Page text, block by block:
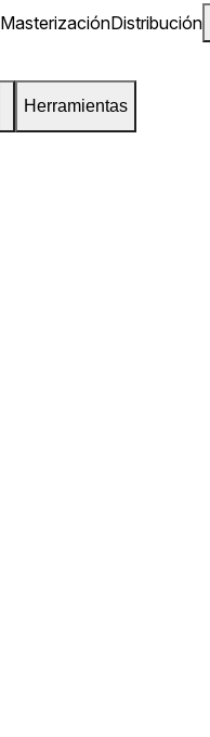
MasterizaciónDistribución
Herramientas